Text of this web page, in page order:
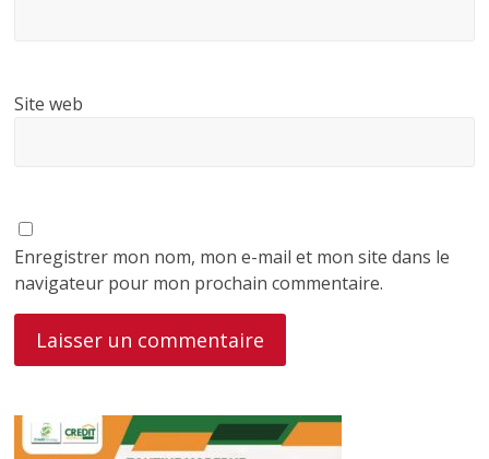
Site web
Enregistrer mon nom, mon e-mail et mon site dans le
navigateur pour mon prochain commentaire.